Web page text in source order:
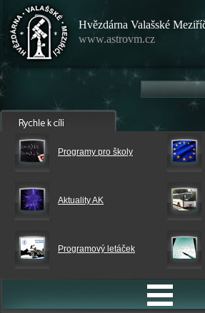
Hvězdárna Valašské
www.astrovm.cz
Programy pro školy
Aktuality AK
Programový letáček